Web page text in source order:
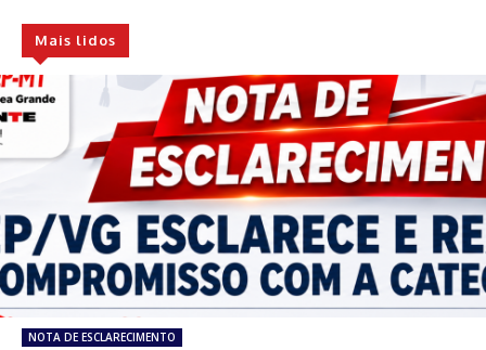
Mais lidos
NOTA DE ESCLARECIMENTO